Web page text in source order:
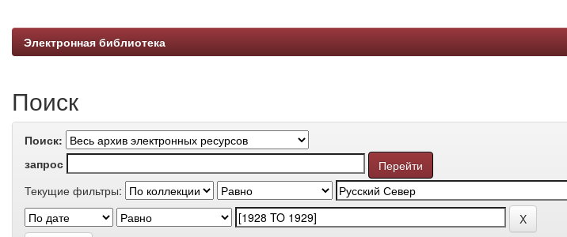
Электронная библиотека
Поиск
Поиск:
запрос
Текущие фильтры: